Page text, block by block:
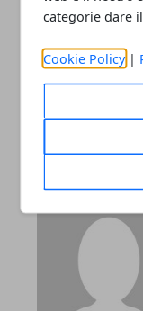
categorie dare
Cookie Policy |
Articolo Precedente
cellulite: rimedi per
eliminare cellulite,
ritenzione idrica e